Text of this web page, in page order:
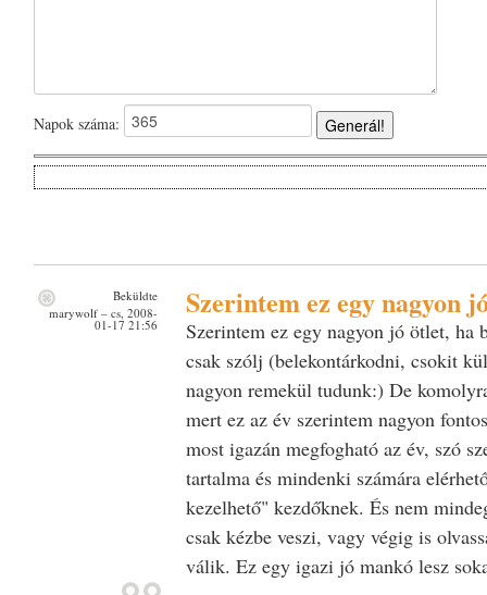
Napok száma: Generál!
Szerintem ez egy nagyon
Szerintem ez egy nagyon jó ötlet, ha
csak szólj (belekontárkodni, csokit
nagyon remekül tudunk:) De
mert ez az év szerintem nagyon
most igazán megfogható az év, szó
tartalma és mindenki számára
kezelhető" kezdőknek. És nem
csak kézbe veszi, vagy végig is
válik. Ez egy igazi jó mankó lesz
Beküldte
marywolf– cs, 2008-
01-17 21:56